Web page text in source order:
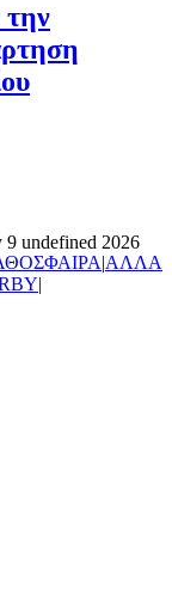
την
9 undefined 2026
|ΑΛΛΑ
|